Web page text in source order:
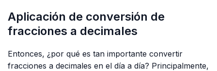
Aplicación de conversión de
fracciones a decimales
Entonces, ¿por qué es tan importante convertir
fracciones a decimales en el día a día? Principalmente,